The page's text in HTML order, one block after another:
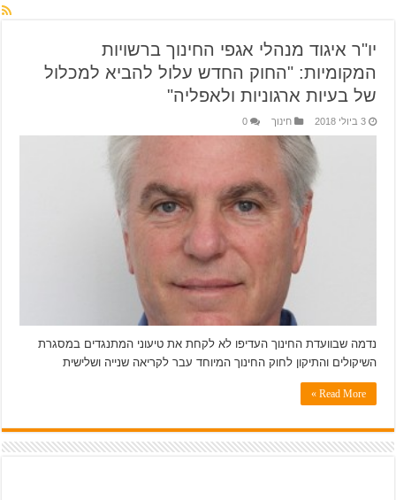
יו"ר איגוד מנהלי אגפי החינוך ברשויות
המקומיות: "החוק החדש עלול להביא למכלול
של בעיות ארגוניות ולאפליה"
3 ביולי 2018 חינוך 0
נדמה שבוועדת החינוך העדיפו לא לקחת את טיעוני המתנגדים במסגרת
השיקולים והתיקון לחוק החינוך המיוחד עבר לקריאה שנייה ושלישית
Read More »